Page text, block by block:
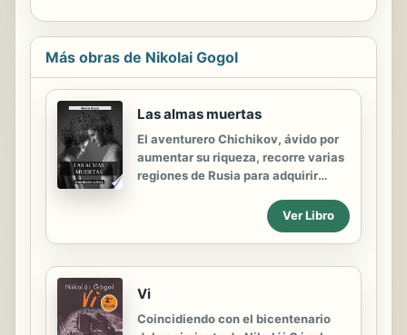
Más obras de Nikolai Gogol
Las almas muertas
El aventurero Chichikov, ávido por
aumentar su riqueza, recorre varias
regiones de Rusia para adquirir
almas muertas, es decir, para hacer
pasar a su lista de propiedades
nombres de siervos muertos, cuya
función no ha sido constatada
oficiales.
Ver Libro
Vi
Coincidiendo con el bicentenario